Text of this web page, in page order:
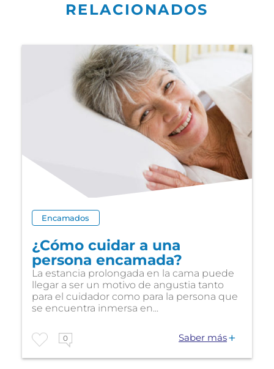
RELACIONADOS
Encamados
¿Cómo cuidar a una
persona encamada?
La estancia prolongada en la cama puede
llegar a ser un motivo de angustia tanto
para el cuidador como para la persona que
se encuentra inmersa en...
0 Saber más